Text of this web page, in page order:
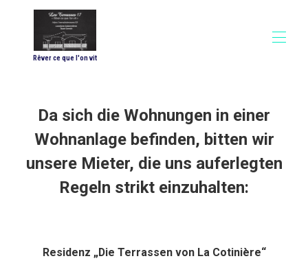
Rêver ce que l'on vit
Alle Objekte ▾
Fotos
Konditionen & Preise
Ausrüstung von "Les Cairns"
Ausrüstung von "Les Salines"
Kontaktieren Sie uns
Da sich die Wohnungen in einer
Wohnanlage befinden, bitten wir
unsere Mieter, die uns auferlegten
Regeln strikt einzuhalten:
Residenz „Die Terrassen von La Cotinière“